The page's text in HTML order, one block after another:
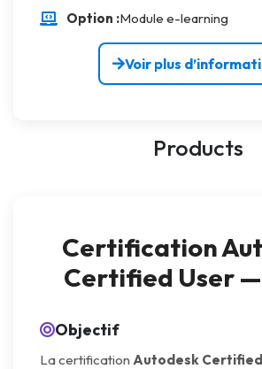
Option :Module e-learning
Voir plus
Products
Certification
Certified User
Objectif
La certification Autodesk Certified